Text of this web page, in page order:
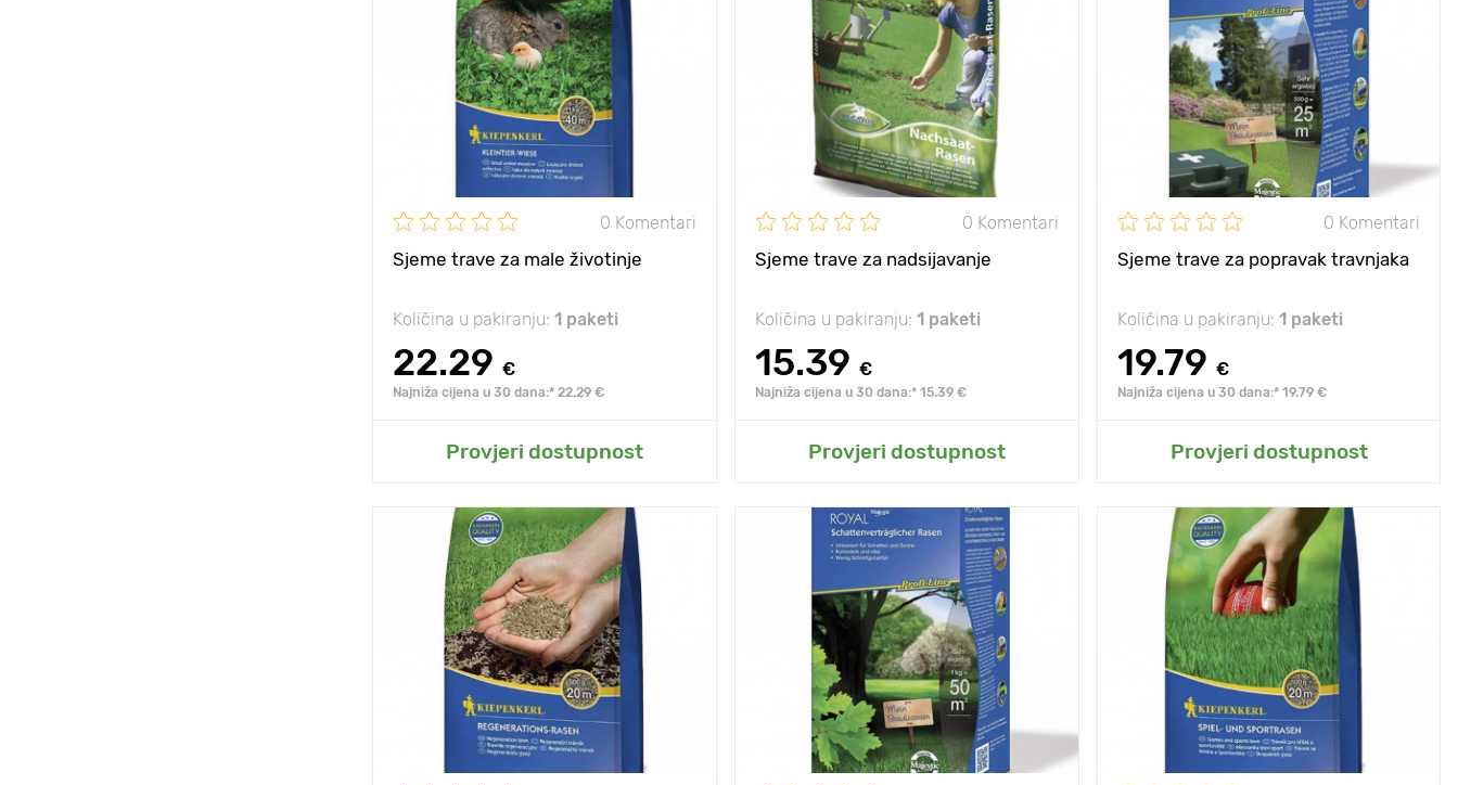
0 Komentari
Sjeme trave za male životinje
Količina u pakiranju: 1 paketi
22.29 €
Najniža cijena u 30 dana:* 22.29 €
Provjeri dostupnost
Visina biljke 10 - 20 cm
Razmak između
Sunce, polusjena sunce, polusjena
Dodaj u moj vrt
0 Komentari
Sjeme trave za nadsijavanje
Količina u pakiranju: 1 paketi
15.39 €
Najniža cijena u 30 dana:* 15.39 €
Provjeri dostupnost
Visina biljke 10 - 20 cm
Razmak između
5 х 5 cm
Sunce, polusjena sunce, polusjena
Dodaj u moj vrt
0 Komentari
Sjeme trave za popravak travnjaka
Količina u pakiranju: 1 paketi
19.79 €
Najniža cijena u 30 dana:* 19.79 €
Provjeri dostupnost
Visina biljke 10 - 20 cm
Razmak između
biljaka
5 х 5 cm
Sunce, polusjena sunce, polusjena
Dodaj u moj vrt
Posebnosti
duga, upadljiva i
bogata cvatnja.
Visina biljke 10 - 20 cm
Razmak između
biljaka
Sunce, polusjena sunce, polusjena
Posebnosti
duga, upadljiva i
bogata cvatnja.
Visina biljke 10 - 20 cm
Razmak između
5 х 5 cm
Sunce, polusjena sunce, polusjena
Posebnosti
duga, upadljiva i
bogata cvatnja.
Visina biljke
Razmak između
biljaka
Sunce, polusjena sunce, polusjena